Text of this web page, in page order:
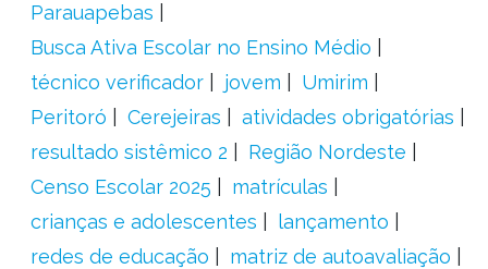
Parauapebas
Busca Ativa Escolar no Ensino Médio
técnico verificador
jovem
Umirim
Peritoró
Cerejeiras
atividades obrigatórias
resultado sistêmico 2
Região Nordeste
Censo Escolar 2025
matrículas
crianças e adolescentes
lançamento
redes de educação
matriz de autoavaliação